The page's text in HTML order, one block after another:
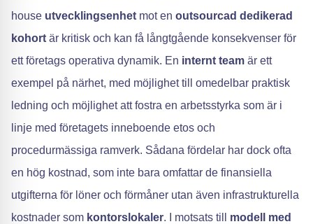
house utvecklingsenhet mot en outsourcad dedikerad
kohort är kritisk och kan få långtgående konsekvenser för
ett företags operativa dynamik. En internt team är ett
exempel på närhet, med möjlighet till omedelbar praktisk
ledning och möjlighet att fostra en arbetsstyrka som är i
linje med företagets inneboende etos och
procedurmässiga ramverk. Sådana fördelar har dock ofta
en hög kostnad, som inte bara omfattar de finansiella
utgifterna för löner och förmåner utan även infrastrukturella
kostnader som kontorslokaler. I motsats till modell med